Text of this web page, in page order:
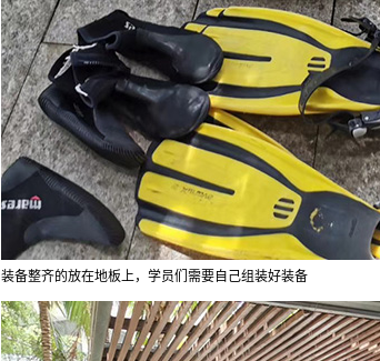
装备整齐的放在地板上，学员们需要自己组装好装备